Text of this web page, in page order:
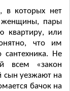
в которых нет
женщины, пары
квартиру, или
что им
Не
всем «закон
сын уезжают на
бачок на